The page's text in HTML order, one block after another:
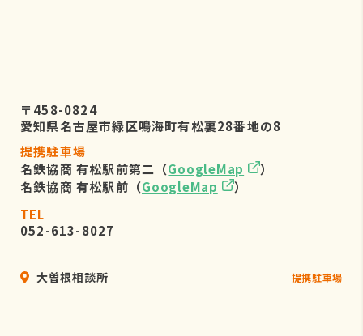
〒458-0824
愛知県名古屋市緑区鳴海町有松裏28番地の8
提携駐車場
名鉄協商 有松駅前第二（GoogleMap
）
名鉄協商 有松駅前（GoogleMap
）
TEL
052-613-8027
大曽根相談所 提携駐車場